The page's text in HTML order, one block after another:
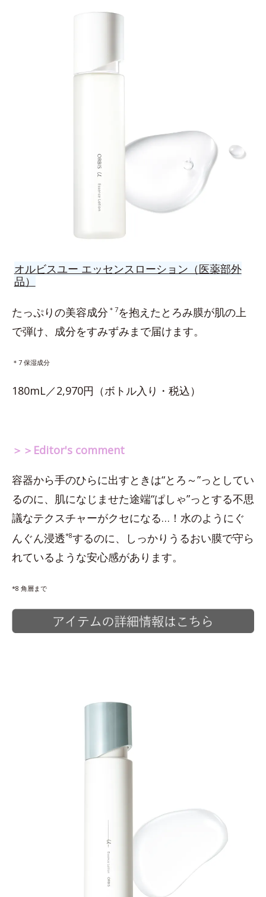
オルビスユー エッセンスローション（医薬部外
品）
たっぷりの美容成分 ＊7を抱えたとろみ膜が肌の上
で弾け、成分をすみずみまで届けます。
＊7 保湿成分
180mL／2,970円（ボトル入り・税込）
＞＞Editor's comment
容器から手のひらに出すときは“とろ～”っとしてい
るのに、肌になじませた途端“ぱしゃ”っとする不思
議なテクスチャーがクセになる…！水のようにぐ
んぐん浸透*8するのに、しっかりうるおい膜で守ら
れているような安心感があります。
*8 角層まで